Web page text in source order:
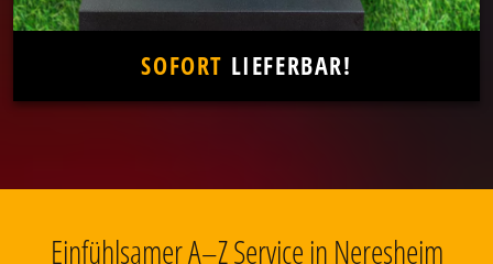
SOFORT LIEFERBAR!
Einfühlsamer A–Z Service in Neresheim